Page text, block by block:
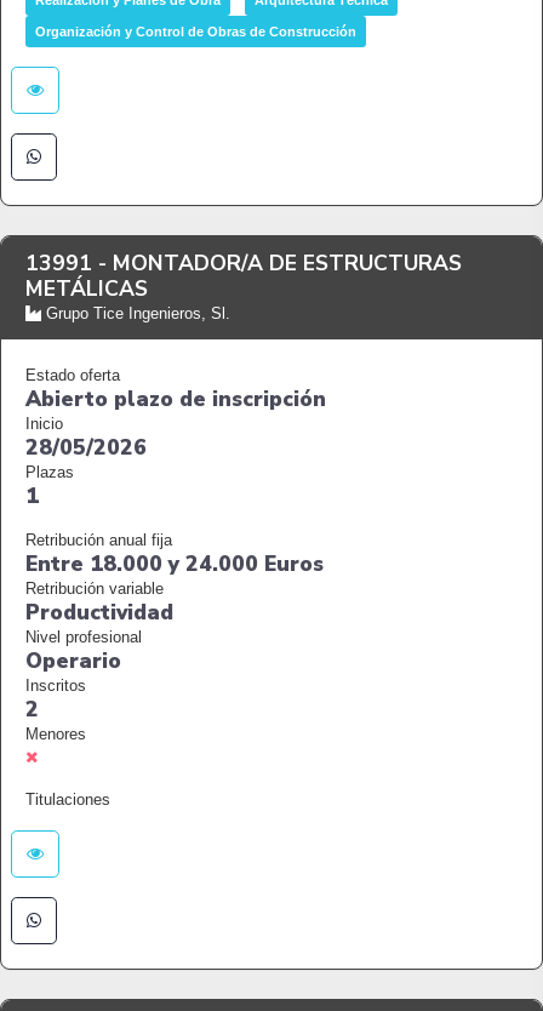
Organización y Control de Obras de Construcción
13991 - MONTADOR/A DE ESTRUCTURAS
METÁLICAS
Grupo Tice Ingenieros, Sl.
Estado oferta
Abierto plazo de inscripción
Inicio
28/05/2026
Plazas
1
Retribución anual fija
Entre 18.000 y 24.000 Euros
Retribución variable
Productividad
Nivel profesional
Operario
Inscritos
2
Menores
Titulaciones